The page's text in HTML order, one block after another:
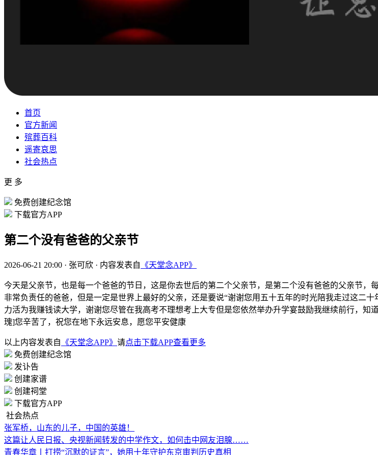
首页
官方新闻
殡葬百科
遥寄哀思
社会热点
更 多
免费创建纪念馆
下载官方APP
第二个没有爸爸的父亲节
2026-06-21 20:00 · 张可欣 · 内容发表自 《天堂念APP》
今天是父亲节，也是每一个爸爸的节日，这是你去世后的第二个父亲节，是第二个没有爸爸的父亲节
非常负责任的爸爸，但是一定是世界上最好的父亲，还是要说“谢谢您用五十五年的时光陪我走过这二
力活为我赚钱读大学，谢谢您尽管在我高考不理想考上大专但是您依然举办升学宴鼓励我继续前行，
瑰]您辛苦了，祝您在地下永远安息，愿您平安健康
以上内容发表自 《天堂念APP》 请点击下载APP查看更多
免费创建纪念馆
发讣告
创建家谱
创建祠堂
下载官方APP
社会热点
张军桥，山东的儿子，中国的英雄！
这篇让人民日报、央视新闻转发的中学作文，如何击中网友泪腺……
青春华章丨打捞“沉默的证言”，她用十年守护东京审判历史真相